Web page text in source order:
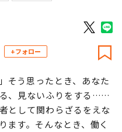
+フォロー
そう思ったとき、あなた
、見ないふりをする……
として関わらざるをえな
ます。そんなとき、働く